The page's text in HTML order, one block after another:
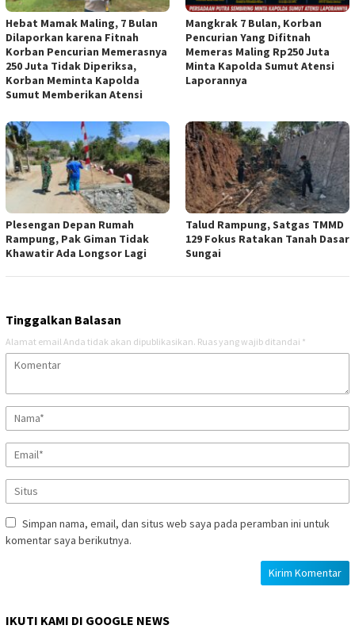
Hebat Mamak Maling, 7 Bulan
Dilaporkan karena Fitnah
Korban Pencurian Memerasnya
250 Juta Tidak Diperiksa,
Korban Meminta Kapolda
Sumut Memberikan Atensi
Mangkrak 7 Bulan, Korban
Pencurian Yang Difitnah
Memeras Maling Rp250 Juta
Minta Kapolda Sumut Atensi
Laporannya
Plesengan Depan Rumah
Rampung, Pak Giman Tidak
Khawatir Ada Longsor Lagi
Talud Rampung, Satgas TMMD
129 Fokus Ratakan Tanah Dasar
Sungai
Tinggalkan Balasan
Alamat email Anda tidak akan dipublikasikan. Ruas yang wajib ditandai *
Simpan nama, email, dan situs web saya pada peramban ini untuk
komentar saya berikutnya.
IKUTI KAMI DI GOOGLE NEWS